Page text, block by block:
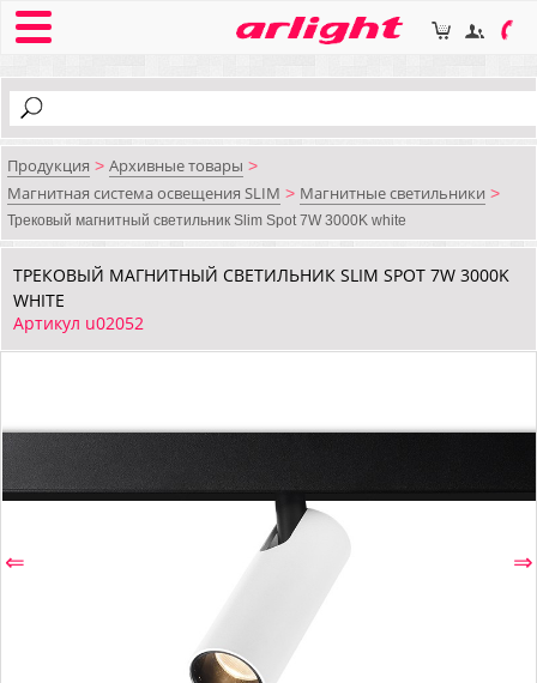
Продукция > Архивные товары >
Магнитная система освещения SLIM > Магнитные светильники >
Трековый магнитный светильник Slim Spot 7W 3000K white
ТРЕКОВЫЙ МАГНИТНЫЙ СВЕТИЛЬНИК SLIM SPOT 7W 3000K
WHITE
Артикул u02052
⇐ ⇒